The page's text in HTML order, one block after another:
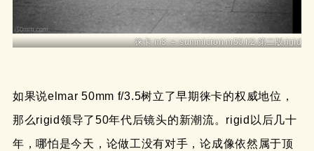
徕卡 m3 ＋ summicron m50 f/2 第二版rigid
如果说elmar 50mm f/3.5树立了早期徕卡的权威地位，
那么rigid领导了50年代后镜头的新潮流。rigid以后几十
年，哪怕是今天，论做工没有对手，论成像依然属于顶